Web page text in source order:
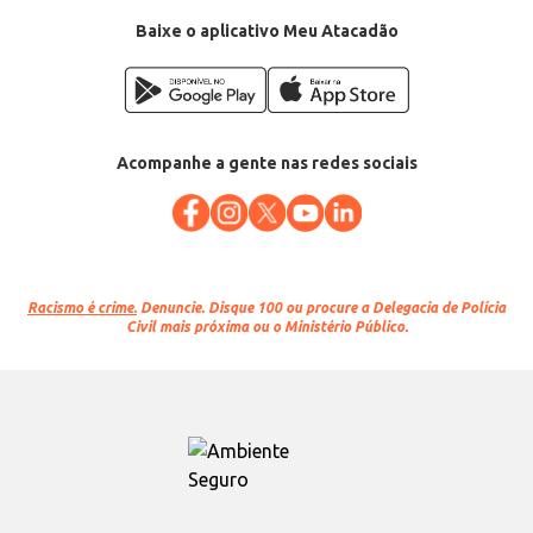
Baixe o aplicativo Meu Atacadão
Acompanhe a gente nas redes sociais
Racismo é crime. Denuncie. Disque 100 ou procure a Delegacia de Polícia
Civil mais próxima ou o Ministério Público.